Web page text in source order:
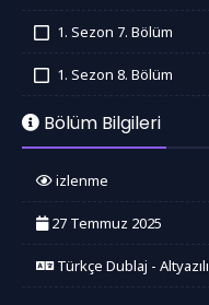
1. Sezon 7. Bölüm
1. Sezon 8. Bölüm
Bölüm Bilgileri
izlenme
27 Temmuz 2025
Türkçe Dublaj - Altyazılı